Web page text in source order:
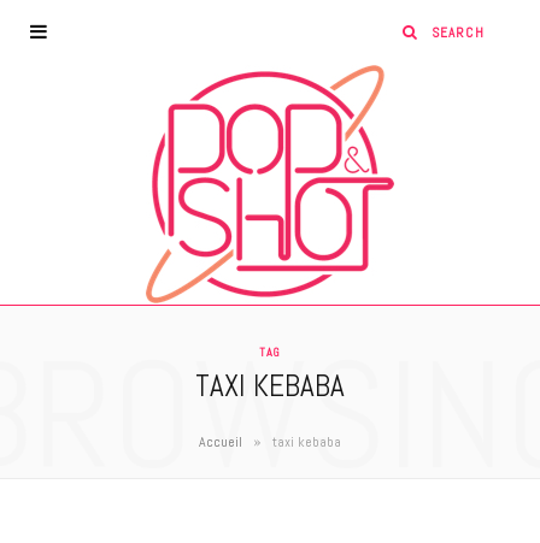
TAG
TAXI KEBABA
Accueil » taxi kebaba